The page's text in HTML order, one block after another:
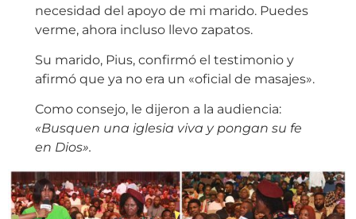
necesidad del apoyo de mi marido. Puedes
verme, ahora incluso llevo zapatos.
Su marido, Pius, confirmó el testimonio y
afirmó que ya no era un «oficial de masajes».
Como consejo, le dijeron a la audiencia:
«Busquen una iglesia viva y pongan su fe
en Dios».